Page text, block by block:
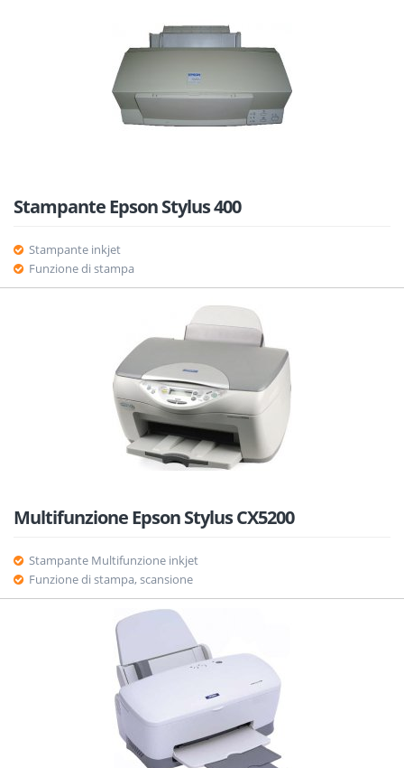
Stampante Epson Stylus 400
Stampante inkjet
Funzione di stampa
Multifunzione Epson Stylus CX5200
Stampante Multifunzione inkjet
Funzione di stampa, scansione